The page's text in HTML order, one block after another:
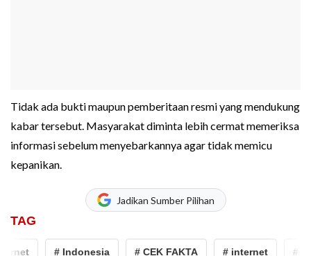
Tidak ada bukti maupun pemberitaan resmi yang mendukung
kabar tersebut. Masyarakat diminta lebih cermat memeriksa
informasi sebelum menyebarkannya agar tidak memicu
kepanikan.
Jadikan Sumber Pilihan
TAG
# Indonesia # CEK FAKTA # internet #